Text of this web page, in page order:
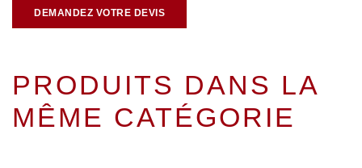
DEMANDEZ VOTRE DEVIS
PRODUITS DANS LA
MÊME CATÉGORIE